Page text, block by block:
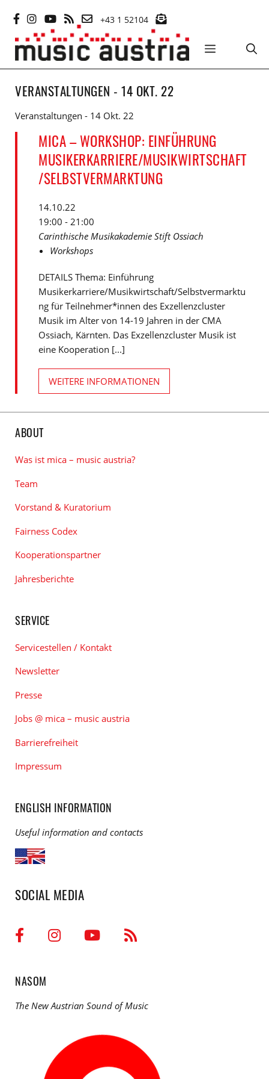
Inhalt
springen
+43 1 52104
MENÜ
VERANSTALTUNGEN - 14 OKT. 22
Veranstaltungen - 14 Okt. 22
MICA – WORKSHOP: EINFÜHRUNG
MUSIKERKARRIERE/MUSIKWIRTSCHAFT
/SELBSTVERMARKTUNG
14.10.22
19:00 - 21:00
Carinthische Musikakademie Stift Ossiach
Workshops
DETAILS Thema: Einführung
Musikerkarriere/Musikwirtschaft/Selbstvermarktu
ng für Teilnehmer*innen des Exzellenzcluster
Musik im Alter von 14-19 Jahren in der CMA
Ossiach, Kärnten. Das Exzellenzcluster Musik ist
eine Kooperation [...]
WEITERE INFORMATIONEN
ABOUT
Was ist mica – music austria?
Team
Vorstand & Kuratorium
Fairness Codex
Kooperationspartner
Jahresberichte
SERVICE
Servicestellen / Kontakt
Newsletter
Presse
Jobs @ mica – music austria
Barrierefreiheit
Impressum
ENGLISH INFORMATION
Useful information and contacts
SOCIAL MEDIA
NASOM
The New Austrian Sound of Music